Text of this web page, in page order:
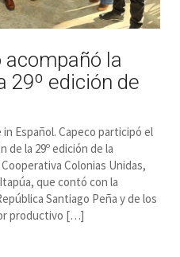
acompañó la
29º edición de
Español. Capeco participó el
de la 29º edición de la
Colonias Unidas,
que contó con la
Santiago Peña y de los
productivo […]